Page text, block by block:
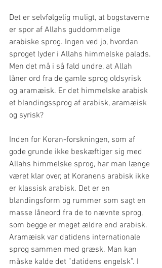
Det er selvfølgelig muligt, at bogstaverne
er spor af Allahs guddommelige
arabiske sprog. Ingen ved jo, hvordan
sproget lyder i Allahs himmelske palads.
Men det må i så fald undre, at Allah
låner ord fra de gamle sprog oldsyrisk
og aramæisk. Er det himmelske arabisk
et blandingssprog af arabisk, aramæisk
og syrisk?
Inden for Koran-forskningen, som af
gode grunde ikke beskæftiger sig med
Allahs himmelske sprog, har man længe
været klar over, at Koranens arabisk ikke
er klassisk arabisk. Det er en
blandingsform og rummer som sagt en
masse låneord fra de to nævnte sprog,
som begge er meget ældre end arabisk.
Aramæisk var datidens internationale
sprog sammen med græsk. Man kan
måske kalde det ”datidens engelsk”. I